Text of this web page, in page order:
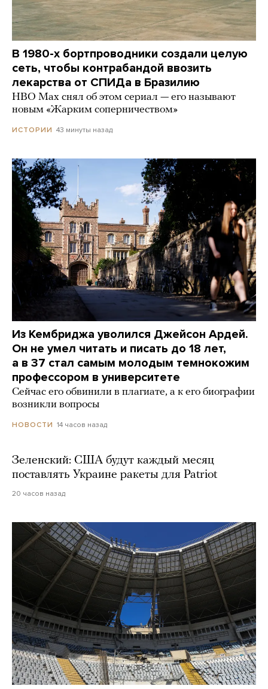
В 1980-х бортпроводники создали целую
сеть, чтобы контрабандой ввозить
лекарства от СПИДа в Бразилию
HBO Max снял об этом сериал — его называют
новым «Жарким соперничеством»
ИСТОРИИ 43 минуты назад
Из Кембриджа уволился Джейсон Ардей.
Он не умел читать и писать до 18 лет,
а в 37 стал самым молодым темнокожим
профессором в университете
Сейчас его обвинили в плагиате, а к его биографии
возникли вопросы
НОВОСТИ 14 часов назад
Зеленский: США будут каждый месяц
поставлять Украине ракеты для Patriot
20 часов назад